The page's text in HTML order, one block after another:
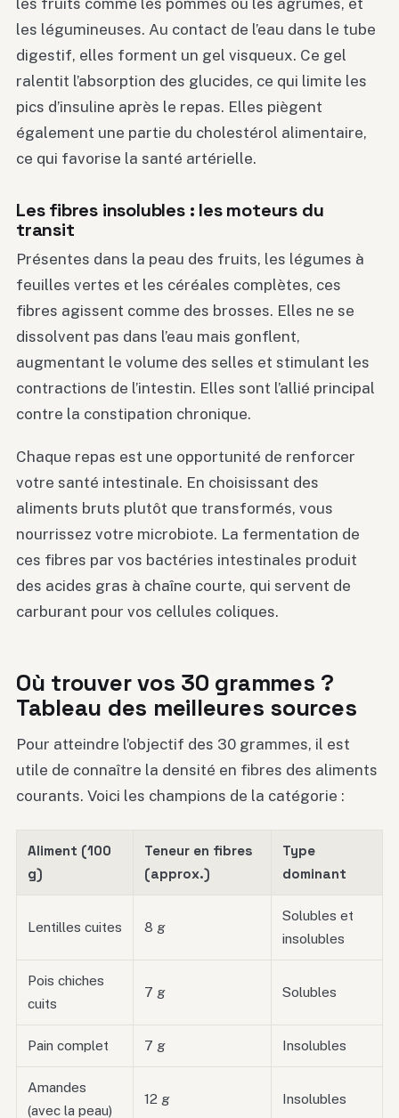
les fruits comme les pommes ou les agrumes, et
les légumineuses. Au contact de l’eau dans le tube
digestif, elles forment un gel visqueux. Ce gel
ralentit l’absorption des glucides, ce qui limite les
pics d’insuline après le repas. Elles piègent
également une partie du cholestérol alimentaire,
ce qui favorise la santé artérielle.
Les fibres insolubles : les moteurs du
transit
Présentes dans la peau des fruits, les légumes à
feuilles vertes et les céréales complètes, ces
fibres agissent comme des brosses. Elles ne se
dissolvent pas dans l’eau mais gonflent,
augmentant le volume des selles et stimulant les
contractions de l’intestin. Elles sont l’allié principal
contre la constipation chronique.
Chaque repas est une opportunité de renforcer
votre santé intestinale. En choisissant des
aliments bruts plutôt que transformés, vous
nourrissez votre microbiote. La fermentation de
ces fibres par vos bactéries intestinales produit
des acides gras à chaîne courte, qui servent de
carburant pour vos cellules coliques.
Où trouver vos 30 grammes ?
Tableau des meilleures sources
Pour atteindre l’objectif des 30 grammes, il est
utile de connaître la densité en fibres des aliments
courants. Voici les champions de la catégorie :
Aliment (100
g)
Teneur en fibres
(approx.)
Type
dominant
Lentilles cuites 8 g
Solubles et
insolubles
Pois chiches
cuits
7 g Solubles
Pain complet 7 g Insolubles
Amandes
(avec la peau)
12 g Insolubles